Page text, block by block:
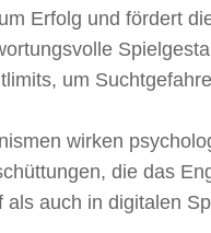
Erfolg und fördert
um
wirken
die das
als auch in digitalen